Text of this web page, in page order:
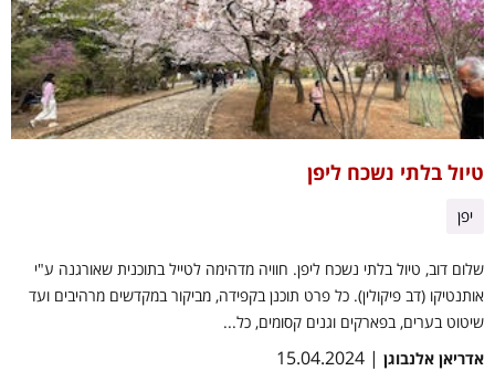
טיול בלתי נשכח ליפן
יפן
שלום דוב, טיול בלתי נשכח ליפן. חוויה מדהימה לטייל בתוכנית שאורגנה ע"י
אותנטיקו (דב פיקולין). כל פרט תוכנן בקפידה, מביקור במקדשים מרהיבים ועד
שיטוט בערים, בפארקים וגנים קסומים, כל...
אדריאן אלנבוגן | 15.04.2024